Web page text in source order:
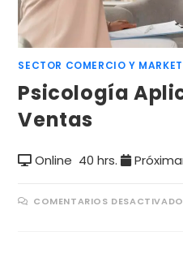
SECTOR COMERCIO Y
Psicología
Ventas
Online 40 hrs.
COMENTARIOS